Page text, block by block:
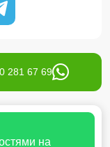
281 67 69
на